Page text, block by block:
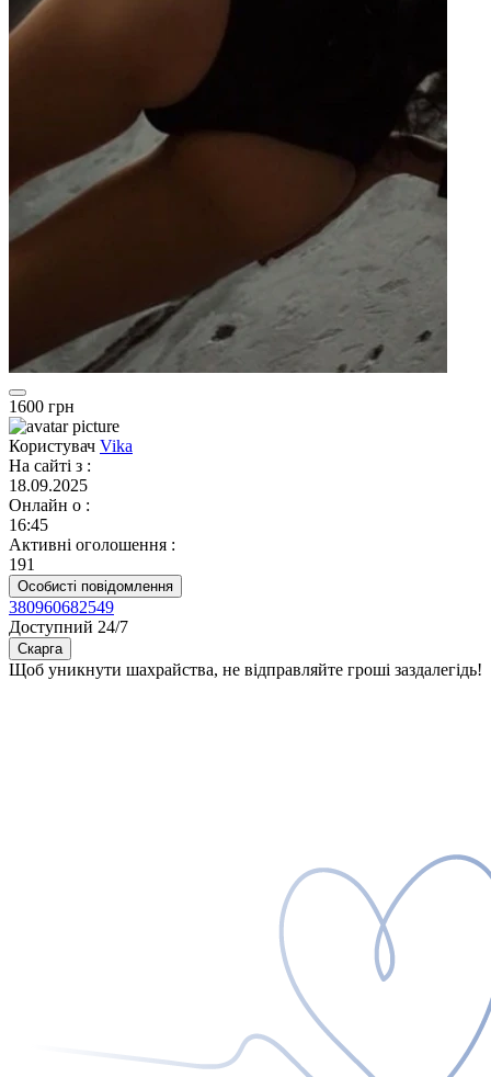
1600 грн
Користувач Vika
На сайті з :
18.09.2025
Онлайн о :
16:45
Активні оголошення :
191
Особисті повідомлення
380960682549
Доступний 24/7
Скарга
Щоб уникнути шахрайства, не відправляйте гроші заздалегідь!